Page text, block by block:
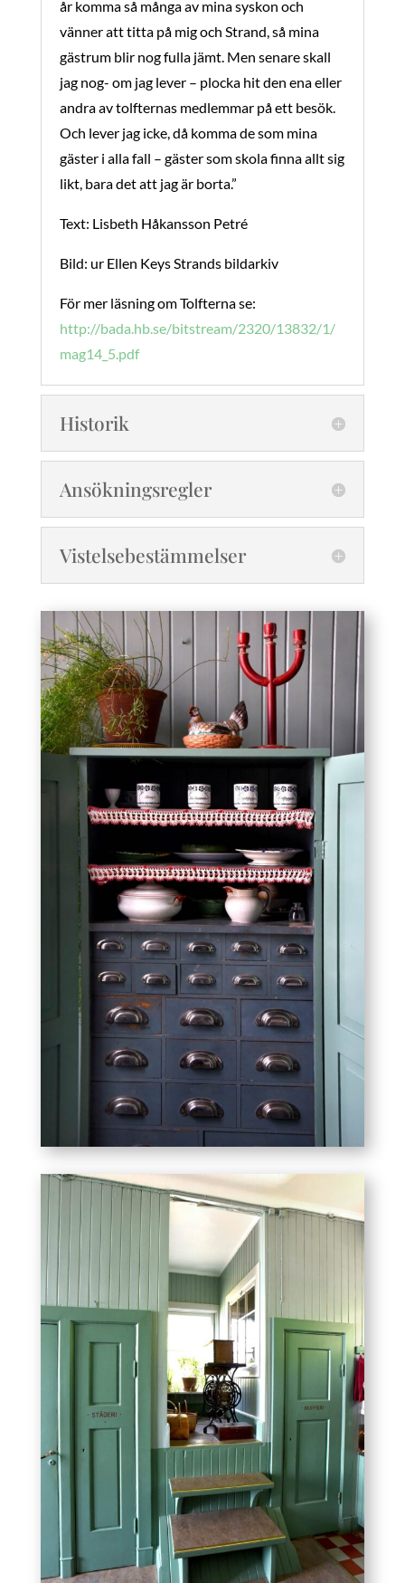
år komma så många av mina syskon och
vänner att titta på mig och Strand, så mina
gästrum blir nog fulla jämt. Men senare skall
jag nog- om jag lever – plocka hit den ena eller
andra av tolfternas medlemmar på ett besök.
Och lever jag icke, då komma de som mina
gäster i alla fall – gäster som skola finna allt sig
likt, bara det att jag är borta.”
Text: Lisbeth Håkansson Petré
Bild: ur Ellen Keys Strands bildarkiv
För mer läsning om Tolfterna se:
http://bada.hb.se/bitstream/2320/13832/1/
mag14_5.pdf
Historik
Ansökningsregler
Vistelsebestämmelser